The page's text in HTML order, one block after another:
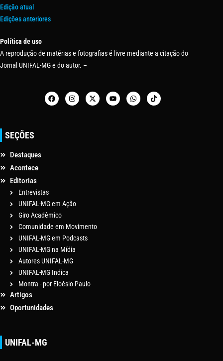
Edição atual
Edições anteriores
Política de uso
A reprodução de matérias e fotografias é livre mediante a citação do
Jornal UNIFAL-MG e do autor. –
SEÇÕES
Destaques
Acontece
Editorias
Entrevistas
UNIFAL-MG em Ação
Giro Acadêmico
Comunidade em Movimento
UNIFAL-MG em Podcasts
UNIFAL-MG na Mídia
Autores UNIFAL-MG
UNIFAL-MG Indica
Montra - por Eloésio Paulo
Artigos
Oportunidades
UNIFAL-MG